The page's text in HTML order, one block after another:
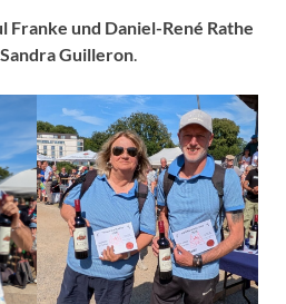
Franke und Daniel-René Rathe
Guilleron